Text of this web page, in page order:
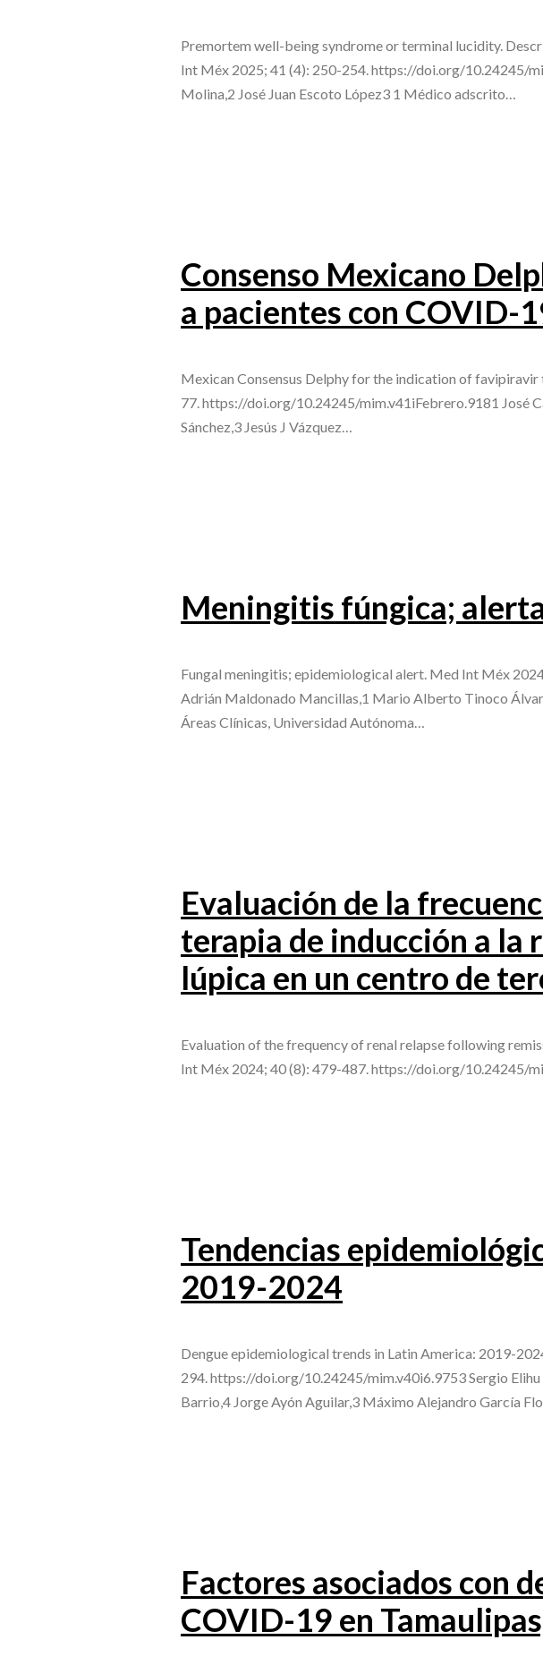
Premortem well-being syndrome or terminal lucidity.
Int Méx 2025; 41 (4): 250-254. https://doi.org/10.24245/
Molina,2 José Juan Escoto López3 1 Médico adscrito…
Consenso Mexicano
a pacientes con COVID-
Mexican Consensus Delphy for the indication of
77. https://doi.org/10.24245/mim.v41iFebrero.9181 José
Sánchez,3 Jesús J Vázquez…
Meningitis fúngica;
Fungal meningitis; epidemiological alert. Med Int Méx
Adrián Maldonado Mancillas,1 Mario Alberto Tinoco
Áreas Clínicas, Universidad Autónoma…
Evaluación de la
terapia de inducción a la
lúpica en un centro de
Evaluation of the frequency of renal relapse following
Int Méx 2024; 40 (8): 479-487. https://doi.org/10.24245/
Tendencias
2019-2024
Dengue epidemiological trends in Latin America: 2019-
294. https://doi.org/10.24245/mim.v40i6.9753 Sergio
Barrio,4 Jorge Ayón Aguilar,3 Máximo Alejandro García
Factores asociados con
COVID-19 en